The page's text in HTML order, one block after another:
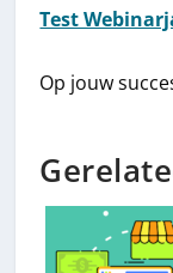
Test
Op jouw